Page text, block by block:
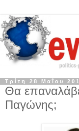
Τρίτη 28 Μαΐου
Θα
Παγώνης;